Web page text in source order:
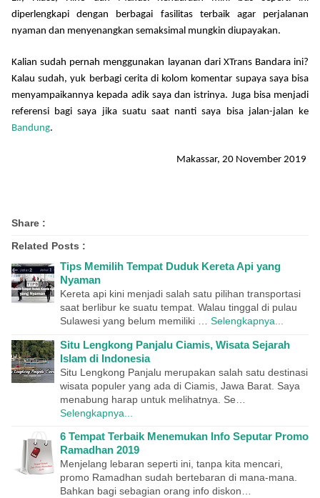
diperlengkapi dengan berbagai fasilitas terbaik agar perjalanan
nyaman dan menyenangkan semaksimal mungkin diupayakan.
Kalian sudah pernah menggunakan layanan dari XTrans Bandara ini?
Kalau sudah, yuk berbagi cerita di kolom komentar supaya saya bisa
menyampaikannya kepada adik saya dan istrinya. Juga bisa menjadi
referensi bagi saya jika suatu saat nanti saya bisa jalan-jalan ke
Bandung.
Makassar, 20 November 2019
Share :
Related Posts :
Tips Memilih Tempat Duduk Kereta Api yang
Nyaman
Kereta api kini menjadi salah satu pilihan transportasi
saat berlibur ke suatu tempat. Walau tinggal di pulau
Sulawesi yang belum memiliki … Selengkapnya...
Situ Lengkong Panjalu Ciamis, Wisata Sejarah
Islam di Indonesia
Situ Lengkong Panjalu merupakan salah satu destinasi
wisata populer yang ada di Ciamis, Jawa Barat. Saya
menabung harap untuk melihatnya. Se…
Selengkapnya...
6 Tempat Terbaik Menemukan Info Seputar Promo
Ramadhan 2019
Menjelang lebaran seperti ini, tanpa kita mencari,
promo Ramadhan sudah bertebaran di mana-mana.
Bahkan bagi sebagian orang info diskon…